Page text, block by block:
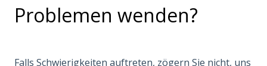
Problemen wenden?
Falls Schwierigkeiten auftreten, zögern Sie nicht, uns